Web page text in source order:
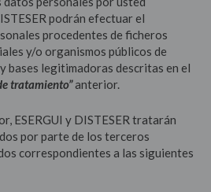
podrán efectuar el
procedentes de ficheros
y/o organismos públicos de
bases legitimadoras descritas en el
tratamiento”anterior.
ESERGUI y DISTESER tratarán
por parte de los terceros
correspondientes a las siguientes